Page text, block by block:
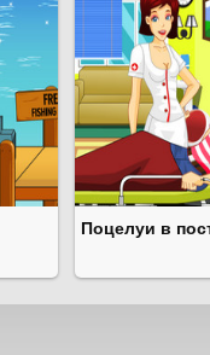
Поцелуи в